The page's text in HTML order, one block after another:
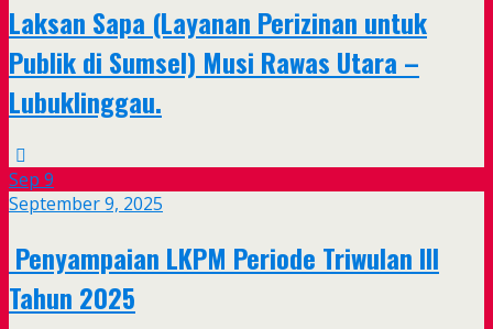
Laksan Sapa (Layanan Perizinan untuk
Publik di Sumsel) Musi Rawas Utara –
Lubuklinggau.
Sep 9
September 9, 2025
Penyampaian LKPM Periode Triwulan III
Tahun 2025